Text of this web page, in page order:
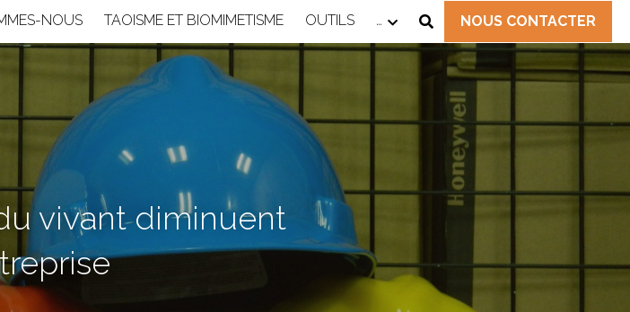
NOUS TAOISME ET BIOMIMETISME OUTILS … NOUS CONTACTER
vivant diminuent